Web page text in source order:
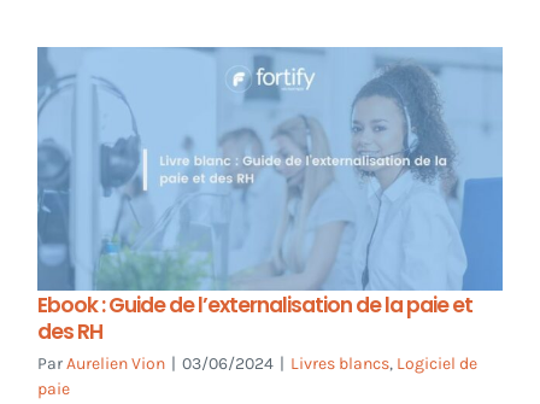
Ebook : Guide de l’externalisation de la paie et
des RH
ParAurelien Vion | 03/06/2024 | Livres blancs, Logiciel de
paie